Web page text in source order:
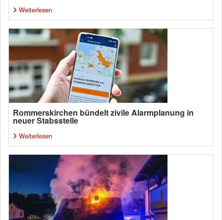
Weiterlesen
Rommerskirchen bündelt zivile Alarmplanung in
neuer Stabsstelle
Weiterlesen